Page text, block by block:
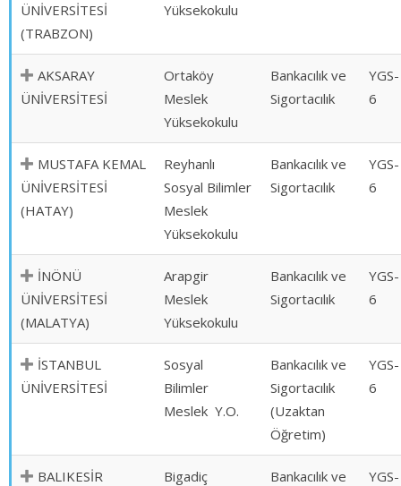
ÜNİVERSİTESİ
(TRABZON)
Yüksekokulu
AKSARAY
ÜNİVERSİTESİ
Ortaköy
Meslek
Yüksekokulu
Bankacılık ve
Sigortacılık
YGS-
6
MUSTAFA KEMAL
ÜNİVERSİTESİ
(HATAY)
Reyhanlı
Sosyal Bilimler
Meslek
Yüksekokulu
Bankacılık ve
Sigortacılık
YGS-
6
İNÖNÜ
ÜNİVERSİTESİ
(MALATYA)
Arapgir
Meslek
Yüksekokulu
Bankacılık ve
Sigortacılık
YGS-
6
İSTANBUL
ÜNİVERSİTESİ
Sosyal
Bilimler
Meslek Y.O.
Bankacılık ve
Sigortacılık
(Uzaktan
Öğretim)
YGS-
6
BALIKESİR
Bigadiç
Bankacılık ve
YGS-